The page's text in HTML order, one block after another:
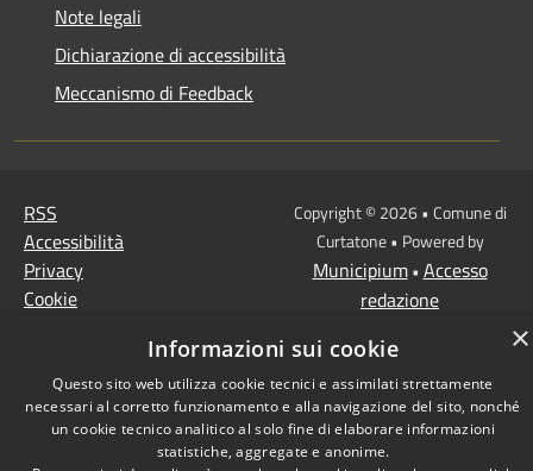
Note legali
Dichiarazione di accessibilità
Meccanismo di Feedback
RSS
Accessibilità
Privacy
Cookie
Copyright © 2026 • Comune di
Curtatone • Powered by
Municipium• Accesso
redazione
×
Informazioni sui cookie
Questo sito web utilizza cookie tecnici e assimilati strettamente
necessari al corretto funzionamento e alla navigazione del sito, nonché
un cookie tecnico analitico al solo fine di elaborare informazioni
statistiche, aggregate e anonime.